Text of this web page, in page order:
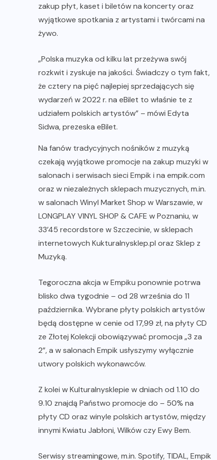
zakup płyt, kaset i biletów na koncerty oraz
wyjątkowe spotkania z artystami i twórcami na
żywo.
„Polska muzyka od kilku lat przeżywa swój
rozkwit i zyskuje na jakości. Świadczy o tym fakt,
że cztery na pięć najlepiej sprzedających się
wydarzeń w 2022 r. na eBilet to właśnie te z
udziałem polskich artystów” – mówi Edyta
Sidwa, prezeska eBilet.
Na fanów tradycyjnych nośników z muzyką
czekają wyjątkowe promocje na zakup muzyki w
salonach i serwisach sieci Empik i na empik.com
oraz w niezależnych sklepach muzycznych, m.in.
w salonach Winyl Market Shop w Warszawie, w
LONGPLAY VINYL SHOP & CAFE w Poznaniu, w
33’45 recordstore w Szczecinie, w sklepach
internetowych Kukturalnysklep.pl oraz Sklep z
Muzyką.
Tegoroczna akcja w Empiku ponownie potrwa
blisko dwa tygodnie – od 28 września do 11
października. Wybrane płyty polskich artystów
będą dostępne w cenie od 17,99 zł, na płyty CD
ze Złotej Kolekcji obowiązywać promocja „3 za
2”, a w salonach Empik usłyszymy wyłącznie
utwory polskich wykonawców.
Z kolei w Kulturalnysklepie w dniach od 1.10 do
9.10 znajdą Państwo promocje do – 50% na
płyty CD oraz winyle polskich artystów, między
innymi Kwiatu Jabłoni, Wilków czy Ewy Bem.
Serwisy streamingowe, m.in. Spotify, TIDAL, Empik